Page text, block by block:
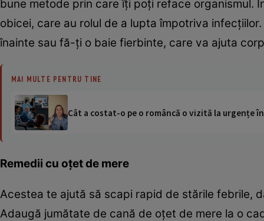
bune metode prin care îţi poţi reface organismul.
obicei, care au rolul de a lupta împotriva
înainte sau fă-ţi o baie fierbinte, care va ajuta
MAI MULTE PENTRU TINE
Cât a costat-o pe o româncă o vizită la urgențe
Remedii cu oţet de mere
Acestea te ajută să scapi rapid de stările febrile,
Adaugă jumătate de cană de oţet de mere la o